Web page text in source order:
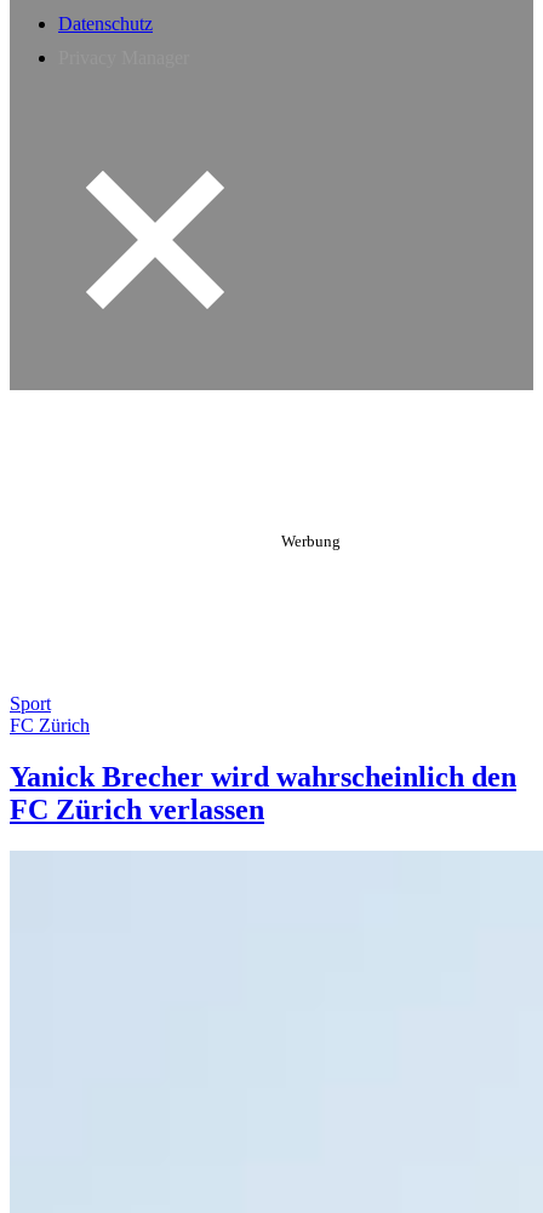
Datenschutz
Sport
FC Zürich
Yanick Brecher wird wahrscheinlich den
FC Zürich verlassen